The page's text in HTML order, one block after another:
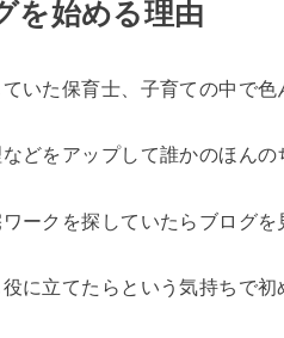
を始める理由
いた保育士、子育ての中で
どをアップして誰かのほん
ークを探していたらブログを
に立てたらという気持ちで初